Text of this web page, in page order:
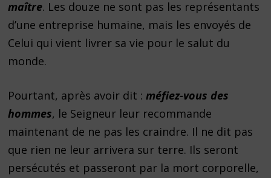
maître. Les douze ne sont pas les représentants
d’une entreprise humaine, mais les envoyés de
Celui qui vient livrer sa vie pour le salut du
monde.
Pourtant, après avoir dit :méfiez-vous des
hommes, le Seigneur leur recommande
maintenant de ne pas les craindre. Il ne dit pas
que rien ne leur arrivera sur terre. Ils seront
persécutés et passeront par la mort corporelle,